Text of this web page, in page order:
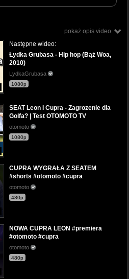
pokaż opis video
Następne wideo:
Łydka Grubasa - Hip hop (Bąż Woa,
2010)
LydkaGrubasa
1080p
SEAT Leon I Cupra - Zagrozenie dla
Golfa? | Test OTOMOTO TV
otomoto
1080p
CUPRA WYGRAŁA Z SEATEM
#shorts #otomoto #cupra
otomoto
480p
NOWA CUPRA LEON #premiera
#otomoto #cupra
otomoto
480p